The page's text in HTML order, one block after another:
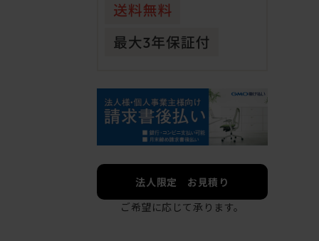
法人限定 お見積り
ご希望に応じて承ります。